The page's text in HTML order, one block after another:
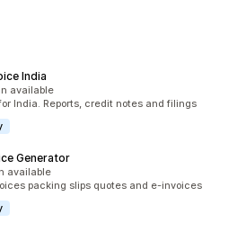
India
available
India. Reports, credit notes and filings
Generator
available
packing slips quotes and e-invoices